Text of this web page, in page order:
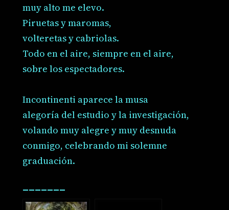
muy alto me elevo.
Piruetas y maromas,
volteretas y cabriolas.
Todo en el aire, siempre en el aire,
sobre los espectadores.
Incontinenti aparece la musa
alegoría del estudio y la investigación,
volando muy alegre y muy desnuda
conmigo, celebrando mi solemne
graduación.
_______